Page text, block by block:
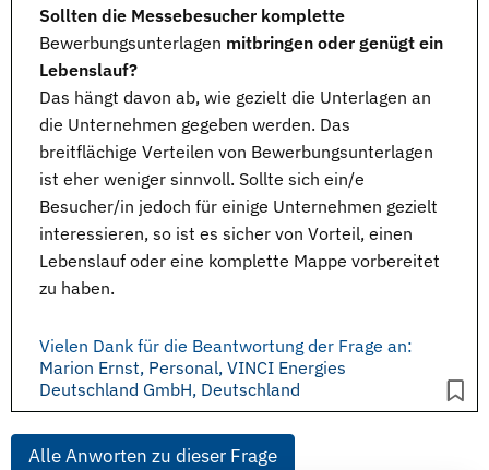
Sollten die Messebesucher komplette
Bewerbungsunterlagen mitbringen oder genügt ein
Lebenslauf?
Das hängt davon ab, wie gezielt die Unterlagen an
die Unternehmen gegeben werden. Das
breitflächige Verteilen von Bewerbungsunterlagen
ist eher weniger sinnvoll. Sollte sich ein/e
Besucher/in jedoch für einige Unternehmen gezielt
interessieren, so ist es sicher von Vorteil, einen
Lebenslauf oder eine komplette Mappe vorbereitet
zu haben.
Vielen Dank für die Beantwortung der Frage an:
Marion Ernst, Personal, VINCI Energies
Deutschland GmbH, Deutschland
Alle Anworten zu dieser Frage